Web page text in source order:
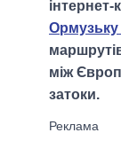
інтернет-
Ормузьку
між
затоки.